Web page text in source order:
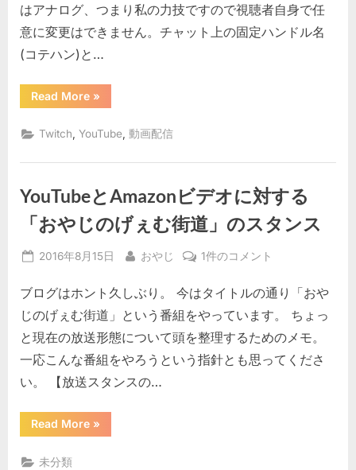
ん
『コ
テ
ン
で
複
話
に
つ
い
て
の
はアナログ、つまり私の力技ですので視聴者自身で任
意に変更はできません。チャット上の固定ハンドル名
(コテハン)と…
Read More“棒
読
ち
ゃ
『コ
ン
で
複
数
者』
に
て”
»
Twitch ,YouTube ,動画配信
YouTubeとAmazonビデオに対する
「おやじのげぇむ街道」のスタンス
Posted
2016年8月15日 By
おやじ
YouTube
Amazon
ビ
オ
に
1件のコメント
ブログはホント久しぶり。 今はタイトルの通り「おや
じのげぇむ街道」という番組をやっています。 ちょっ
と現在の放送形態について頭を整理するためのメモ。
一応こんな番組をやろうという指針とも思ってくださ
い。 【放送スタンスの…
Read More“YouTube
と
»
未分類